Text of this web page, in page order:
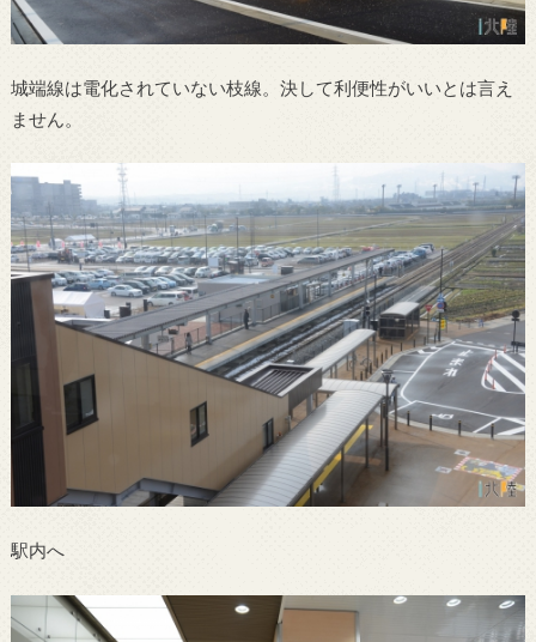
城端線は電化されていない枝線。決して利便性がいいとは言え
ません。
駅内へ